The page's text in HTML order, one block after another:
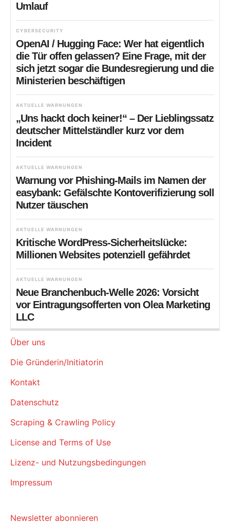
Umlauf
CYBERSECURITY
OpenAI / Hugging Face: Wer hat eigentlich
die Tür offen gelassen? Eine Frage, mit der
sich jetzt sogar die Bundesregierung und die
Ministerien beschäftigen
AKTUELLE WARNUNGEN
„Uns hackt doch keiner!“ – Der Lieblingssatz
deutscher Mittelständler kurz vor dem
Incident
AKTUELLE WARNUNGEN
Warnung vor Phishing-Mails im Namen der
easybank: Gefälschte Kontoverifizierung soll
Nutzer täuschen
AKTUELLE WARNUNGEN
Kritische WordPress-Sicherheitslücke:
Millionen Websites potenziell gefährdet
AKTUELLE WARNUNGEN
Neue Branchenbuch-Welle 2026: Vorsicht
vor Eintragungsofferten von Olea Marketing
LLC
Über uns
Die Gründerin/Initiatorin
Kontakt
Datenschutz
Scraping & Crawling Policy
License and Terms of Use
Lizenz- und Nutzungsbedingungen
Impressum
Newsletter abonnieren